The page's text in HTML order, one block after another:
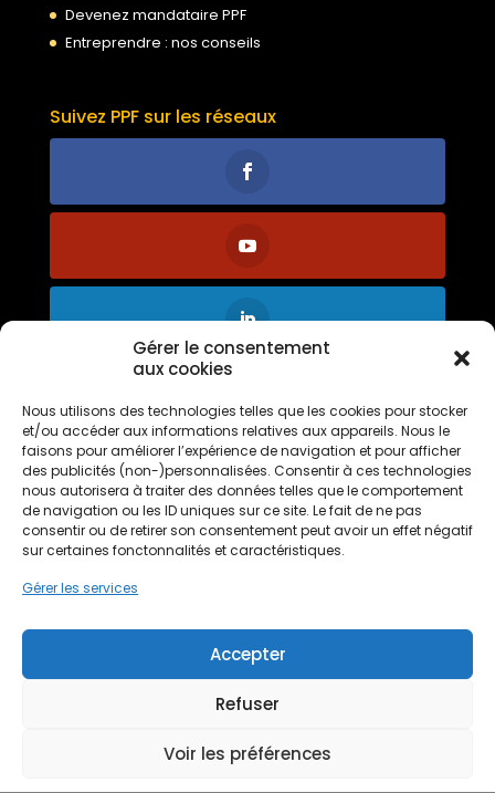
Gérer le consentement
aux cookies
Nous utilisons des technologies telles que les cookies pour stocker
et/ou accéder aux informations relatives aux appareils. Nous le
faisons pour améliorer l’expérience de navigation et pour afficher
des publicités (non-)personnalisées. Consentir à ces technologies
nous autorisera à traiter des données telles que le comportement
de navigation ou les ID uniques sur ce site. Le fait de ne pas
consentir ou de retirer son consentement peut avoir un effet négatif
sur certaines fonctonnalités et caractéristiques.
Gérer les services
Accepter
Refuser
Voir les préférences
Devenez mandataire PPF
Entreprendre : nos conseils
Suivez PPF sur les réseaux
Vous aimez notre
franchise ?
Votez pourPPF
PPF, Préservation du Patrimoine Français | 99 Rue du
Moulin des Landes, 44980 Sainte-Luce-sur-Loire | PPF©